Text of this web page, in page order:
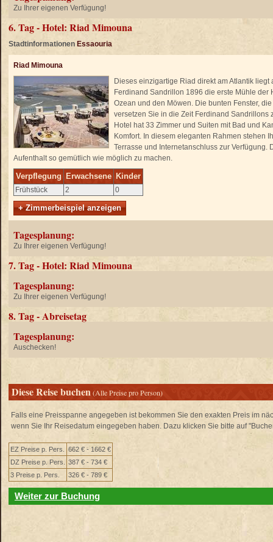
Zu Ihrer eigenen Verfügung!
6. Tag - Hotel: Riad Mimouna
Stadtinformationen Essaouria
Riad Mimouna
Dieses einzigartige Riad direkt am Atlantik
Ferdinand Sandrillon 1896 die erste Mühle der
Ozean und den Möwen. Die bunten Fenster,
versetzen Sie in die Zeit Ferdinand
Hotel hat 33 Zimmer und Suiten mit Bad und
Komfort. In diesem eleganten Rahmen stehen
Terrasse und Internetanschluss zur
Aufenthalt so gemütlich wie möglich zu machen.
Verpflegung Erwachsene Kinder
Frühstück 2 0
+ Zimmerbeispiel anzeigen
Tagesplanung:
Zu Ihrer eigenen Verfügung!
7. Tag - Hotel: Riad Mimouna
Tagesplanung:
Zu Ihrer eigenen Verfügung!
8. Tag - Abreisetag
Tagesplanung:
Auschecken!
Diese Reise buchen(Alle Preise pro Person)
Falls eine Preisspanne angegeben ist bekommen Sie den exakten Preis im
wenn Sie Ihr Reisedatum eingegeben haben. Dazu klicken Sie bitte auf
EZ Preise p. Pers.
662 € - 1662 €
DZ Preise p. Pers.
387 € - 734 €
3 Preise p. Pers.
326 € - 789 €
Weiter zur Buchung